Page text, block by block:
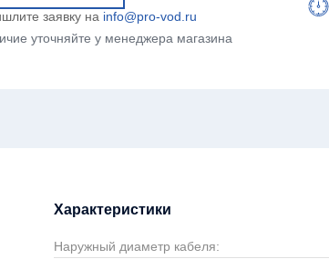
заявку на info@pro-vod.ru
уточняйте у менеджера магазина
Характеристики
Наружный диаметр кабеля: